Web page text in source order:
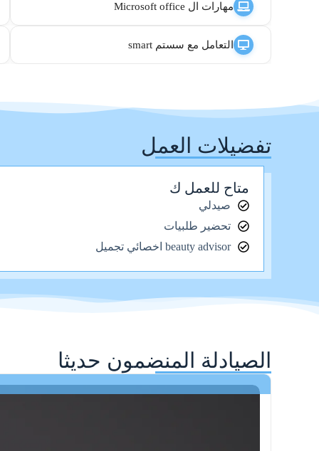
مهارات ال Microsoft office
التعامل مع سستم smart
تفضيلات العمل
متاح للعمل ك
صيدلي
تحضير طلبيات
beauty advisor اخصائي تجميل
الصيادلة المنضمون حديثا